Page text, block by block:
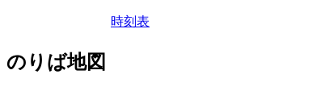
時刻表
のりば地図